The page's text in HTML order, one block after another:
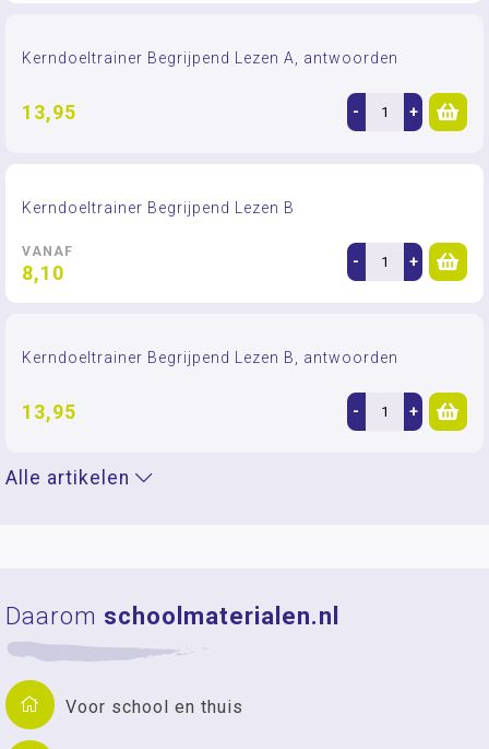
Kerndoeltrainer Begrijpend Lezen A, antwoorden
13,95 - +
Kerndoeltrainer Begrijpend Lezen B
VANAF
8,10 - +
Kerndoeltrainer Begrijpend Lezen B, antwoorden
13,95 - +
Alle artikelen
Daarom schoolmaterialen.nl
Voor school en thuis